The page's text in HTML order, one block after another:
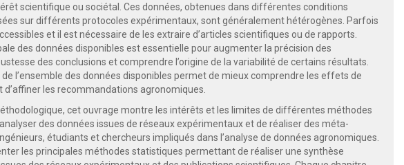
scientifique ou sociétal. Ces données, obtenues dans différentes conditions
sur différents protocoles expérimentaux, sont généralement hétérogènes. Parfois
et il est nécessaire de les extraire d’articles scientifiques ou de rapports.
des données disponibles est essentielle pour augmenter la précision des
des conclusions et comprendre l’origine de la variabilité de certains résultats.
l’ensemble des données disponibles permet de mieux comprendre les effets de
les recommandations agronomiques.
cet ouvrage montre les intérêts et les limites de différentes méthodes
des données issues de réseaux expérimentaux et de réaliser des méta-
étudiants et chercheurs impliqués dans l’analyse de données agronomiques.
les principales méthodes statistiques permettant de réaliser une synthèse